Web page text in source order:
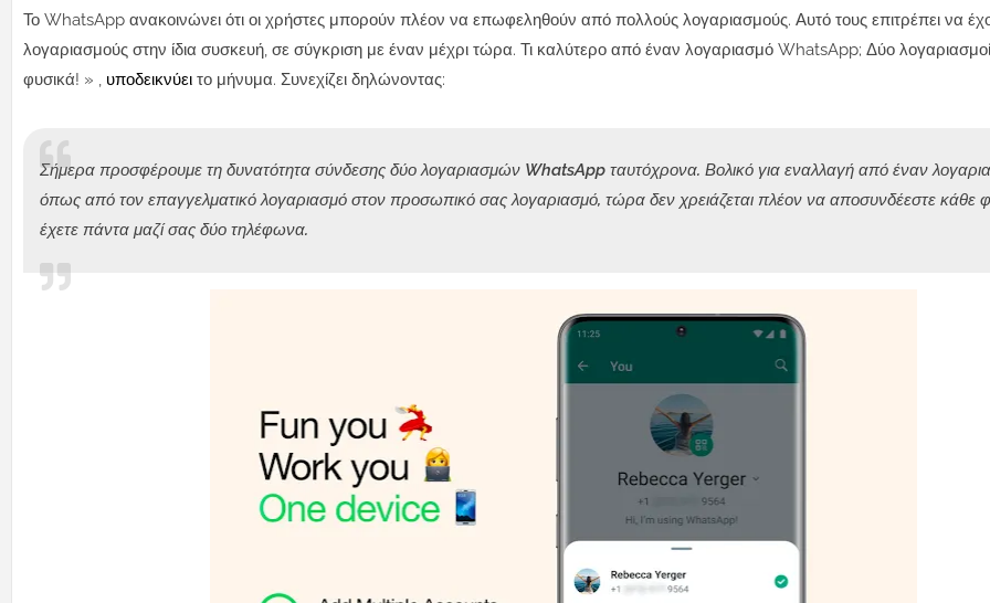
Το WhatsApp ανακοινώνει ότι οι χρήστες μπορούν πλέον να επωφεληθούν από πολλούς λογαριασμούς. Αυτό τους επιτρέπει να
λογαριασμούς στην ίδια συσκευή, σε σύγκριση με έναν μέχρι τώρα. Τι καλύτερο από έναν λογαριασμό WhatsApp; Δύο
φυσικά! » , υποδεικνύει το μήνυμα. Συνεχίζει δηλώνοντας:
Σήμερα προσφέρουμε τη δυνατότητα σύνδεσης δύο λογαριασμών WhatsApp ταυτόχρονα. Βολικό για εναλλαγή από έναν
όπως από τον επαγγελματικό λογαριασμό στον προσωπικό σας λογαριασμό, τώρα δεν χρειάζεται πλέον να αποσυνδέεστε κάθε
έχετε πάντα μαζί σας δύο τηλέφωνα.